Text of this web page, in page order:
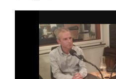
en
France »